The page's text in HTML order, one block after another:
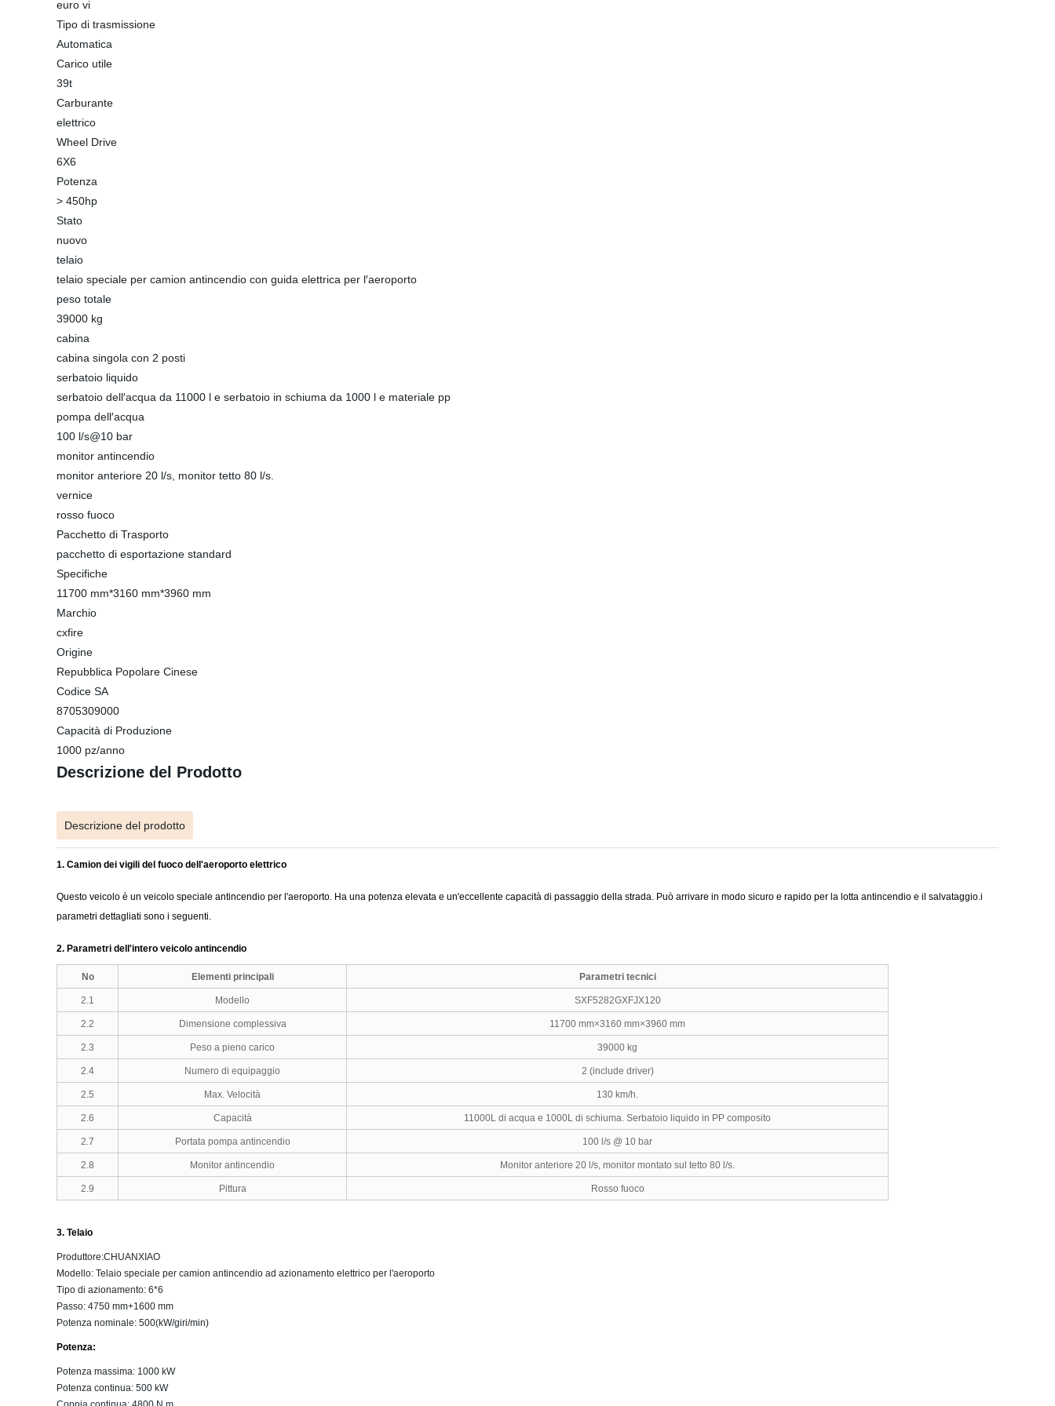
euro vi
Tipo di trasmissione
Automatica
Carico utile
39t
Carburante
elettrico
Wheel Drive
6X6
Potenza
> 450hp
Stato
nuovo
telaio
telaio speciale per camion antincendio con guida elettrica per l′aeroporto
peso totale
39000 kg
cabina
cabina singola con 2 posti
serbatoio liquido
serbatoio dell′acqua da 11000 l e serbatoio in schiuma da 1000 l e materiale pp
pompa dell′acqua
100 l/s@10 bar
monitor antincendio
monitor anteriore 20 l/s, monitor tetto 80 l/s.
vernice
rosso fuoco
Pacchetto di Trasporto
pacchetto di esportazione standard
Specifiche
11700 mm*3160 mm*3960 mm
Marchio
cxfire
Origine
Repubblica Popolare Cinese
Codice SA
8705309000
Capacità di Produzione
1000 pz/anno
Descrizione del Prodotto
Descrizione del prodotto
1. Camion dei vigili del fuoco dell'aeroporto elettrico
Questo veicolo è un veicolo speciale antincendio per l'aeroporto. Ha una potenza elevata e un'eccellente capacità di passaggio della strada. Può arrivare in modo sicuro e rapido per la lotta antincendio e il salvataggio.i
parametri dettagliati sono i seguenti.
2. Parametri dell'intero veicolo antincendio
No Elementi principali Parametri tecnici
2.1 Modello SXF5282GXFJX120
2.2 Dimensione complessiva 11700 mm×3160 mm×3960 mm
2.3 Peso a pieno carico 39000 kg
2.4 Numero di equipaggio 2 (include driver)
2.5 Max. Velocità 130 km/h.
2.6 Capacità 11000L di acqua e 1000L di schiuma. Serbatoio liquido in PP composito
2.7 Portata pompa antincendio 100 l/s @ 10 bar
2.8 Monitor antincendio Monitor anteriore 20 l/s, monitor montato sul tetto 80 l/s.
2.9 Pittura Rosso fuoco
3. Telaio
Produttore:CHUANXIAO
Modello: Telaio speciale per camion antincendio ad azionamento elettrico per l'aeroporto
Tipo di azionamento: 6*6
Passo: 4750 mm+1600 mm
Potenza nominale: 500(kW/giri/min)
Potenza:
Potenza massima: 1000 kW
Potenza continua: 500 kW